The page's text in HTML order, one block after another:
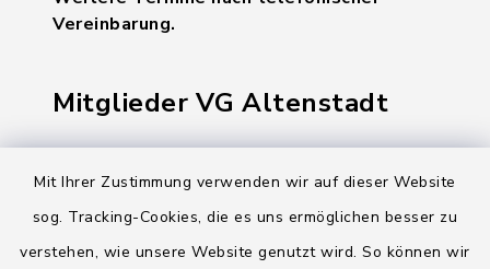
Mit Ihrer Zustimmung verwenden wir auf dieser Website
sog. Tracking-Cookies, die es uns ermöglichen besser zu
verstehen, wie unsere Website genutzt wird. So können wir
Vereinbarung.
Mitglieder VG Altenstadt
Markt Altenstadt
Gemeinde Osterberg